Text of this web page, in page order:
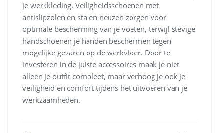
je werkkleding. Veiligheidsschoenen met
antislipzolen en stalen neuzen zorgen voor
optimale bescherming van je voeten, terwijl stevige
handschoenen je handen beschermen tegen
mogelijke gevaren op de werkvloer. Door te
investeren in de juiste accessoires maak je niet
alleen je outfit compleet, maar verhoog je ook je
veiligheid en comfort tijdens het uitvoeren van je
werkzaamheden.